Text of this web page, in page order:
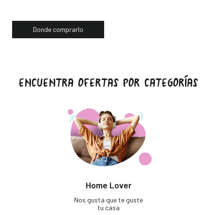
Donde comprarlo
ENCUENTRA OFERTAS POR CATEGORÍAS
Home Lover
Nos gusta que te guste
tu casa